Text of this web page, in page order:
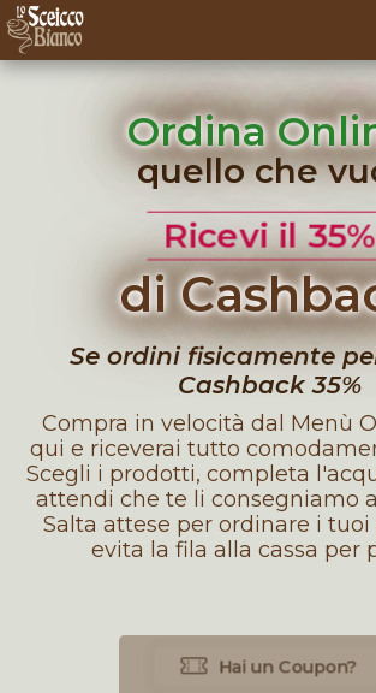
Ordina
quello che
Ricevi il
di
Se ordini fisicamente
Cashback 35%
Compra in velocità dal Menù
qui e riceverai tutto
Scegli i prodotti, completa
attendi che te li consegniamo
Salta attese per ordinare i
evita la fila alla cassa per
Hai un Coupon?